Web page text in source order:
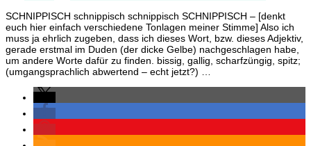
SCHNIPPISCH schnippisch schnippisch SCHNIPPISCH – [denkt
euch hier einfach verschiedene Tonlagen meiner Stimme] Also ich
muss ja ehrlich zugeben, dass ich dieses Wort, bzw. dieses Adjektiv,
gerade erstmal im Duden (der dicke Gelbe) nachgeschlagen habe,
um andere Worte dafür zu finden. bissig, gallig, scharfzüngig, spitz;
(umgangsprachlich abwertend – echt jetzt?) …